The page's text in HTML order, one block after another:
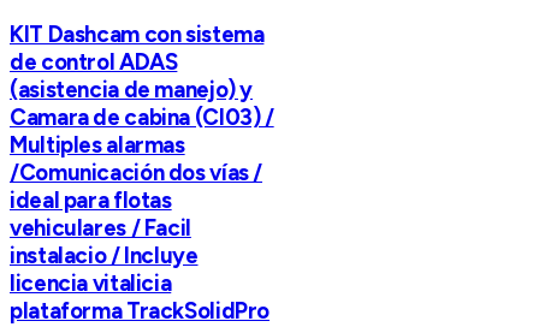
KIT Dashcam con sistema
de control ADAS
(asistencia de manejo) y
Camara de cabina (CI03) /
Multiples alarmas
/Comunicación dos vías /
ideal para flotas
vehiculares / Facil
instalacio / Incluye
licencia vitalicia
plataforma TrackSolidPro